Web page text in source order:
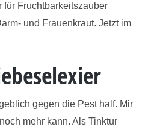
für Fruchtbarkeitszauber
und Frauenkraut. Jetzt im
gegen die Pest half. Mir
mehr kann. Als Tinktur